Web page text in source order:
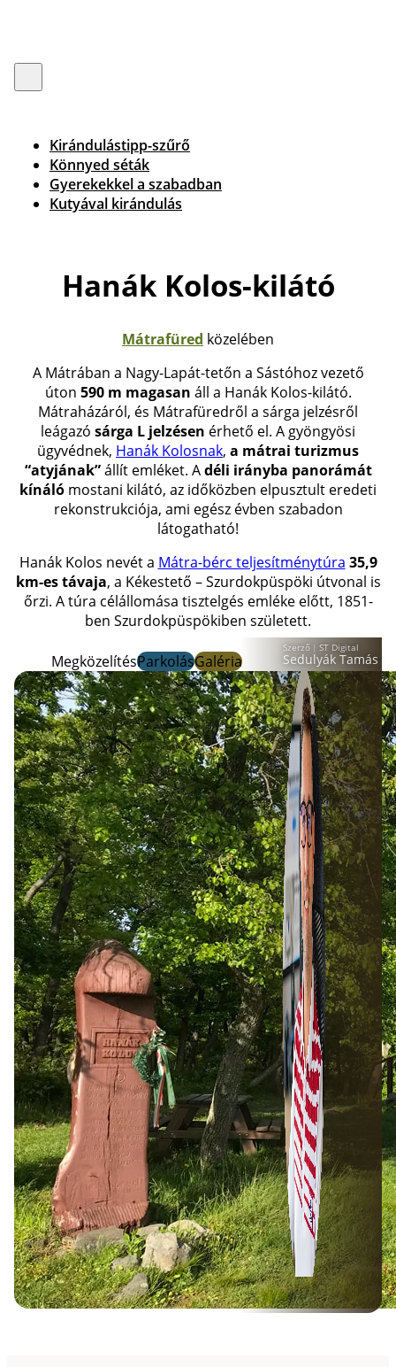
Kirándulástipp-szűrő
Könnyed séták
Gyerekekkel a szabadban
Kutyával kirándulás
Hanák Kolos-kilátó
Mátrafüred közelében
A Mátrában a Nagy-Lapát-tetőn a Sástóhoz vezető
úton 590 m magasan áll a Hanák Kolos-kilátó.
Mátraházáról, és Mátrafüredről a sárga jelzésről
leágazó sárga L jelzésen érhető el. A gyöngyösi
ügyvédnek, Hanák Kolosnak, a mátrai turizmus
“atyjának”állít emléket. Adéli irányba panorámát
kínáló mostani kilátó, az időközben elpusztult eredeti
rekonstrukciója, ami egész évben szabadon
látogatható!
Hanák Kolos nevét a Mátra-bérc teljesítménytúra 35,9
km-es távaja, a Kékestető – Szurdokpüspöki útvonal is
őrzi. A túra célállomása tisztelgés emléke előtt, 1851-
ben Szurdokpüspökiben született.
MegközelítésParkolásGaléria
Szerző | ST Digital
Sedulyák Tamás